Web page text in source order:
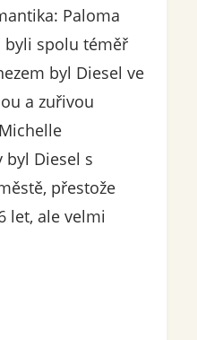
Paloma
byli spolu téměř
byl Diesel ve
a zuřivou
byl Diesel s
přestože
let, ale velmi